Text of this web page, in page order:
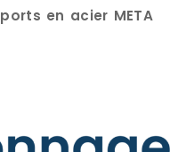
en acier META